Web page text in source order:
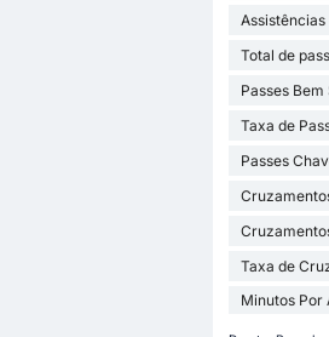
Assistências
Total de
Passes
Taxa de
Passes
Taxa de
Minutos Por